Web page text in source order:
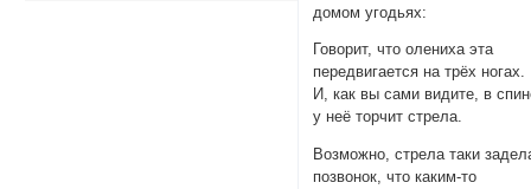
домом угодьях:
Говорит, что олениха эта
передвигается на трёх ногах.
И, как вы сами видите, в
у неё торчит стрела.
Возможно, стрела таки
позвонок, что каким-то